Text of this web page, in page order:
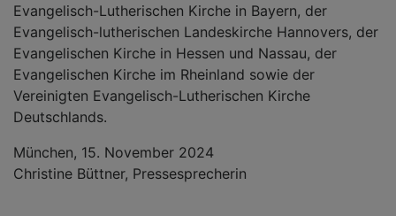
Evangelisch-Lutherischen Kirche in Bayern, der
Evangelisch-lutherischen Landeskirche Hannovers, der
Evangelischen Kirche in Hessen und Nassau, der
Evangelischen Kirche im Rheinland sowie der
Vereinigten Evangelisch-Lutherischen Kirche
Deutschlands.
München, 15. November 2024
Christine Büttner, Pressesprecherin